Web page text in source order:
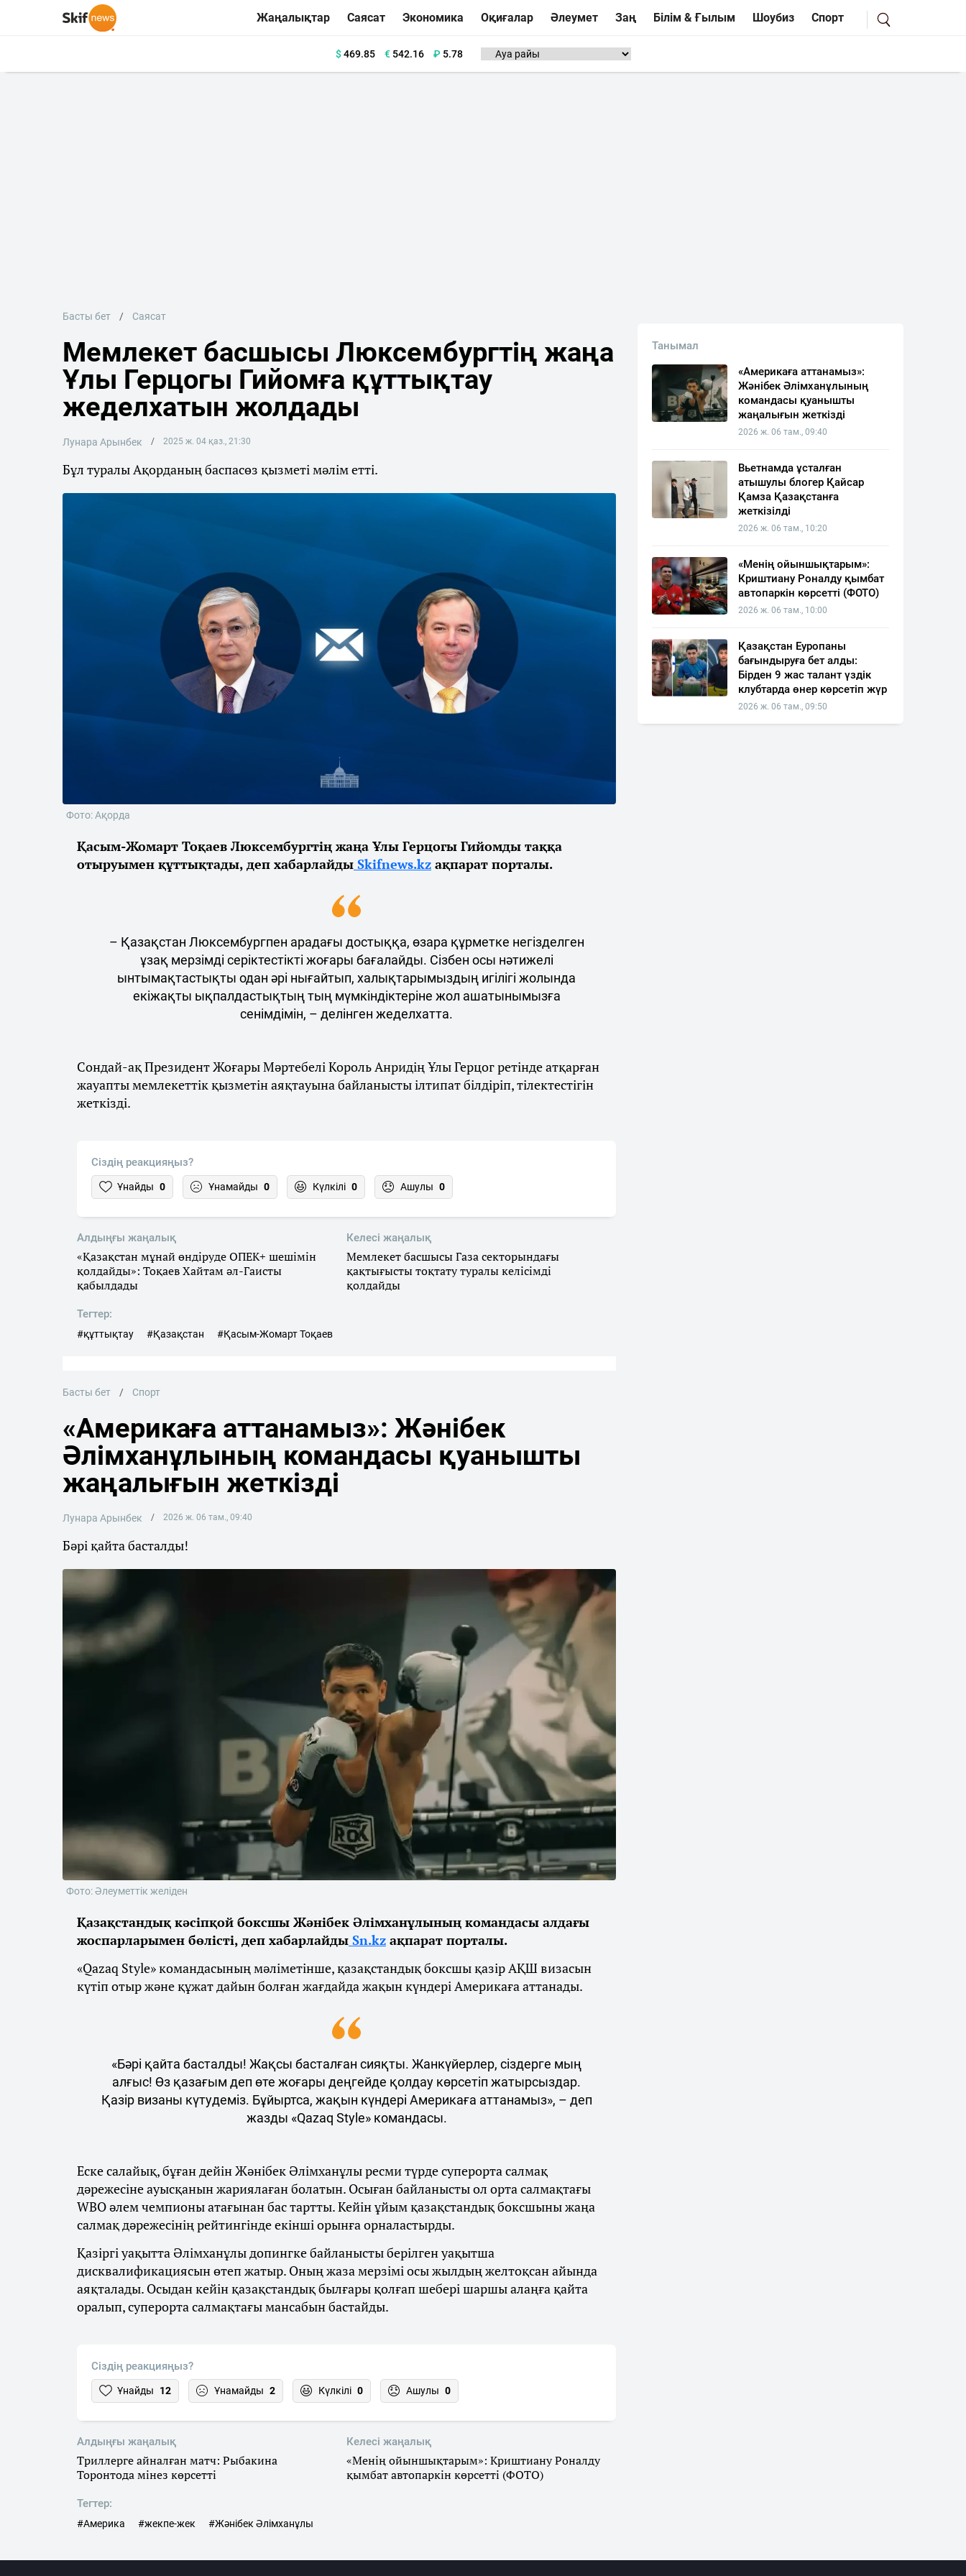
Жаңалықтар Саясат Экономика Оқиғалар Әлеумет Заң Білім & Ғылым Шоубиз Спорт
$469.85 €542.16 ₽ 5.78
Басты бет Саясат
Мемлекет басшысы Люксембургтің жаңа
Ұлы Герцогы Гийомға құттықтау
жеделхатын жолдады
Лунара Арынбек 2025 ж. 04 қаз., 21:30
Бұл туралы Ақорданың баспасөз қызметі мәлім етті.
Фото: Ақорда
Қасым-Жомарт Тоқаев Люксембургтің жаңа Ұлы Герцогы Гийомды таққа
отыруымен құттықтады, деп хабарлайды Skifnews.kz ақпарат порталы.
– Қазақстан Люксембургпен арадағы достыққа, өзара құрметке негізделген
ұзақ мерзімді серіктестікті жоғары бағалайды. Сізбен осы нәтижелі
ынтымақтастықты одан әрі нығайтып, халықтарымыздың игілігі жолында
екіжақты ықпалдастықтың тың мүмкіндіктеріне жол ашатынымызға
сенімдімін, – делінген жеделхатта.
Сондай-ақ Президент Жоғары Мәртебелі Король Анридің Ұлы Герцог ретінде атқарған
жауапты мемлекеттік қызметін аяқтауына байланысты ілтипат білдіріп, тілектестігін
жеткізді.
Сіздің реакцияңыз?
Ұнайды 0 Ұнамайды 0 Күлкілі 0 Ашулы 0
Алдыңғы жаңалық
«Қазақстан мұнай өндіруде ОПЕК+ шешімін
қолдайды»: Тоқаев Хайтам әл-Гаисты
қабылдады
Келесі жаңалық
Мемлекет басшысы Газа секторындағы
қақтығысты тоқтату туралы келісімді
қолдайды
Тегтер:
#құттықтау #Қазақстан #Қасым-Жомарт Тоқаев
Басты бет Спорт
«Америкаға аттанамыз»: Жәнібек
Әлімханұлының командасы қуанышты
жаңалығын жеткізді
Лунара Арынбек 2026 ж. 06 там., 09:40
Бәрі қайта басталды!
Фото: Әлеуметтік желіден
Қазақстандық кәсіпқой боксшы Жәнібек Әлімханұлының командасы алдағы
жоспарларымен бөлісті, деп хабарлайды Sn.kz ақпарат порталы.
«Qazaq Style» командасының мәліметінше, қазақстандық боксшы қазір АҚШ визасын
күтіп отыр және құжат дайын болған жағдайда жақын күндері Америкаға аттанады.
«Бәрі қайта басталды! Жақсы басталған сияқты. Жанкүйерлер, сіздерге мың
алғыс! Өз қазағым деп өте жоғары деңгейде қолдау көрсетіп жатырсыздар.
Қазір визаны күтудеміз. Бұйыртса, жақын күндері Америкаға аттанамыз», – деп
жазды «Qazaq Style» командасы.
Еске салайық, бұған дейін Жәнібек Әлімханұлы ресми түрде суперорта салмақ
дәрежесіне ауысқанын жариялаған болатын. Осыған байланысты ол орта салмақтағы
WBO әлем чемпионы атағынан бас тартты. Кейін ұйым қазақстандық боксшыны жаңа
салмақ дәрежесінің рейтингінде екінші орынға орналастырды.
Қазіргі уақытта Әлімханұлы допингке байланысты берілген уақытша
дисквалификациясын өтеп жатыр. Оның жаза мерзімі осы жылдың желтоқсан айында
аяқталады. Осыдан кейін қазақстандық былғары қолғап шебері шаршы алаңға қайта
оралып, суперорта салмақтағы мансабын бастайды.
Сіздің реакцияңыз?
Ұнайды 12 Ұнамайды 2 Күлкілі 0 Ашулы 0
Алдыңғы жаңалық
Триллерге айналған матч: Рыбакина
Торонтода мінез көрсетті
Келесі жаңалық
«Менің ойыншықтарым»: Криштиану Роналду
қымбат автопаркін көрсетті (ФОТО)
Тегтер:
#Америка #жекпе-жек #Жәнібек Әлімханұлы
Танымал
«Америкаға аттанамыз»:
Жәнібек Әлімханұлының
командасы қуанышты
жаңалығын жеткізді
2026 ж. 06 там., 09:40
Вьетнамда ұсталған
атышулы блогер Қайсар
Қамза Қазақстанға
жеткізілді
2026 ж. 06 там., 10:20
«Менің ойыншықтарым»:
Криштиану Роналду қымбат
автопаркін көрсетті (ФОТО)
2026 ж. 06 там., 10:00
Қазақстан Еуропаны
бағындыруға бет алды:
Бірден 9 жас талант үздік
клубтарда өнер көрсетіп жүр
2026 ж. 06 там., 09:50